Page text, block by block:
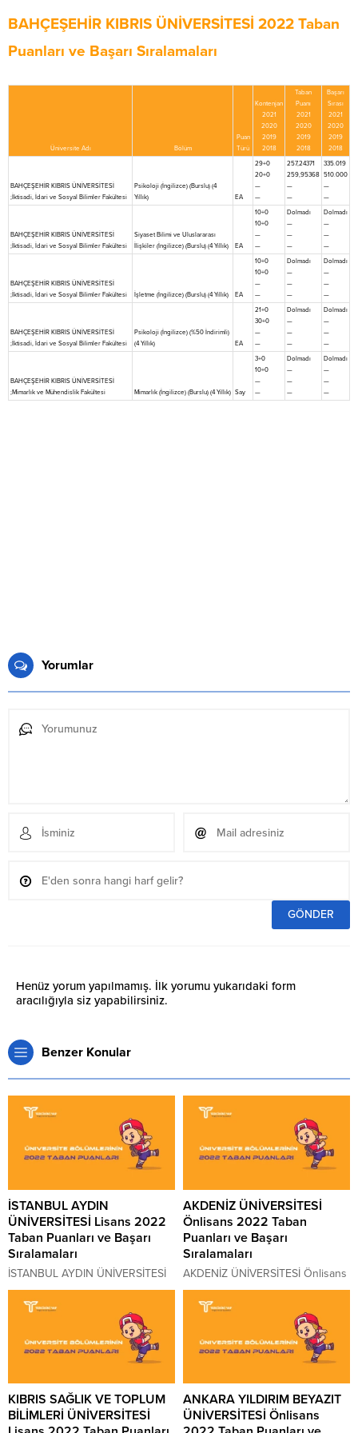
BAHÇEŞEHİR KIBRIS ÜNİVERSİTESİ 2022 Taban
Puanları ve Başarı Sıralamaları
Üniversite Adı Bölüm
Puan
Türü
Kontenjan
2021
2020
2019
2018
Taban
Puanı
2021
2020
2019
2018
Başarı
Sırası
2021
2020
2019
2018
BAHÇEŞEHİR KIBRIS ÜNİVERSİTESİ
;İktisadi, İdari ve Sosyal Bilimler Fakültesi
Psikoloji (İngilizce) (Burslu) (4
Yıllık)
EA
29+0
20+0
—
—
257,24371
259,95368
—
—
335.019
510.000
—
—
BAHÇEŞEHİR KIBRIS ÜNİVERSİTESİ
;İktisadi, İdari ve Sosyal Bilimler Fakültesi
Siyaset Bilimi ve Uluslararası
İlişkiler (İngilizce) (Burslu) (4 Yıllık)
EA
10+0
10+0
—
—
Dolmadı
—
—
—
Dolmadı
—
—
—
BAHÇEŞEHİR KIBRIS ÜNİVERSİTESİ
;İktisadi, İdari ve Sosyal Bilimler Fakültesi
İşletme (İngilizce) (Burslu) (4 Yıllık) EA
10+0
10+0
—
—
Dolmadı
—
—
—
Dolmadı
—
—
—
BAHÇEŞEHİR KIBRIS ÜNİVERSİTESİ
;İktisadi, İdari ve Sosyal Bilimler Fakültesi
Psikoloji (İngilizce) (%50 İndirimli)
(4 Yıllık)
EA
21+0
30+0
—
—
Dolmadı
—
—
—
Dolmadı
—
—
—
BAHÇEŞEHİR KIBRIS ÜNİVERSİTESİ
;Mimarlık ve Mühendislik Fakültesi
Mimarlık (İngilizce) (Burslu) (4 Yıllık) Say
3+0
10+0
—
—
Dolmadı
—
—
—
Dolmadı
—
—
—
Yorumlar
Henüz yorum yapılmamış. İlk yorumu yukarıdaki form
aracılığıyla siz yapabilirsiniz.
Benzer Konular
İSTANBUL AYDIN
ÜNİVERSİTESİ Lisans 2022
Taban Puanları ve Başarı
Sıralamaları
İSTANBUL AYDIN ÜNİVERSİTESİ
Lisans 2022 Taban Puanları ve
İSTANBUL AYDIN ÜNİVERSİTESİ
Lisans Başarı Sıralamaları 2022
İSTANBUL AYDIN ÜNİVERSİTESİ
kaç puanla kapattı? İSTANBUL
2022 yılında sınava girecek
adayların en çok merak ettiği
konuların başında gelen
AKDENİZ ÜNİVERSİTESİ
Önlisans 2022 Taban
Puanları ve Başarı
Sıralamaları
AKDENİZ ÜNİVERSİTESİ Önlisans
2022 Taban Puanları ve AKDENİZ
ÜNİVERSİTESİ Önlisans Başarı
Sıralamaları 2022 AKDENİZ
ÜNİVERSİTESİ kaç puanla kapattı?
AKDENİZ ÜNİVERSİTESİ
girecek adayların en çok merak
ettiği konuların başında gelen
AKDENİZ ÜNİVERSİTESİ Taban
KIBRIS SAĞLIK VE TOPLUM
BİLİMLERİ ÜNİVERSİTESİ
ANKARA YILDIRIM BEYAZIT
ÜNİVERSİTESİ Önlisans